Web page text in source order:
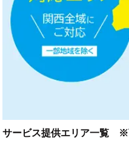
サービス提供エリア一覧 ※